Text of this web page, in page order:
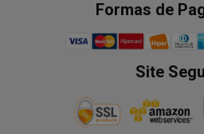
Formas de
Site